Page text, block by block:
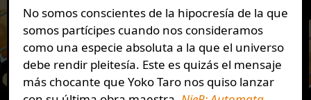
No somos conscientes de la hipocresía de la que
somos partícipes cuando nos consideramos
como una especie absoluta a la que el universo
debe rendir pleitesía. Este es quizás el mensaje
más chocante que Yoko Taro nos quiso lanzar